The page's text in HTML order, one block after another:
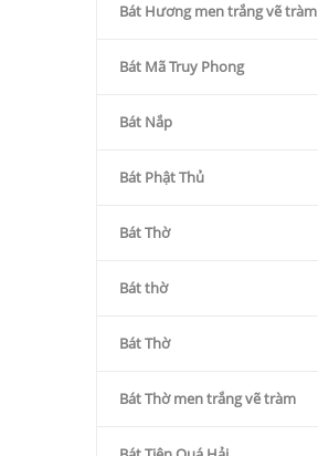
Bát Hương men trắng vẽ tràm
Bát Mã Truy Phong
Bát Nắp
Bát Phật Thủ
Bát Thờ
Bát thờ
Bát Thờ
Bát Thờ men trắng vẽ tràm